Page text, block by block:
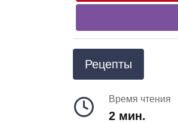
Рецепты
Время чтения
2 мин.